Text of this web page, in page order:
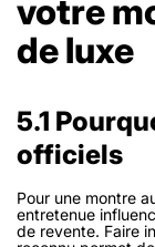
votre
de luxe
5.1
officiels
Pour une montre
entretenue
de revente. Faire